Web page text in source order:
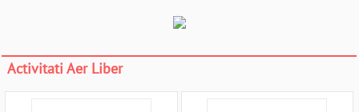
Activitati Aer Liber